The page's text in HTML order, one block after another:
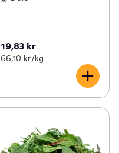
19,83 kr
66,10 kr /kg